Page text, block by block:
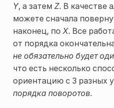
Y, а затем Z. В качестве
можете сначала
наконец, по X. Все
от порядка
не обязательно будет
что есть несколько
ориентацию с 3 разных
порядка поворотов.